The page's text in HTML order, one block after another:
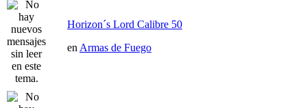
Horizon´s Lord Calibre 50
en Armas de Fuego